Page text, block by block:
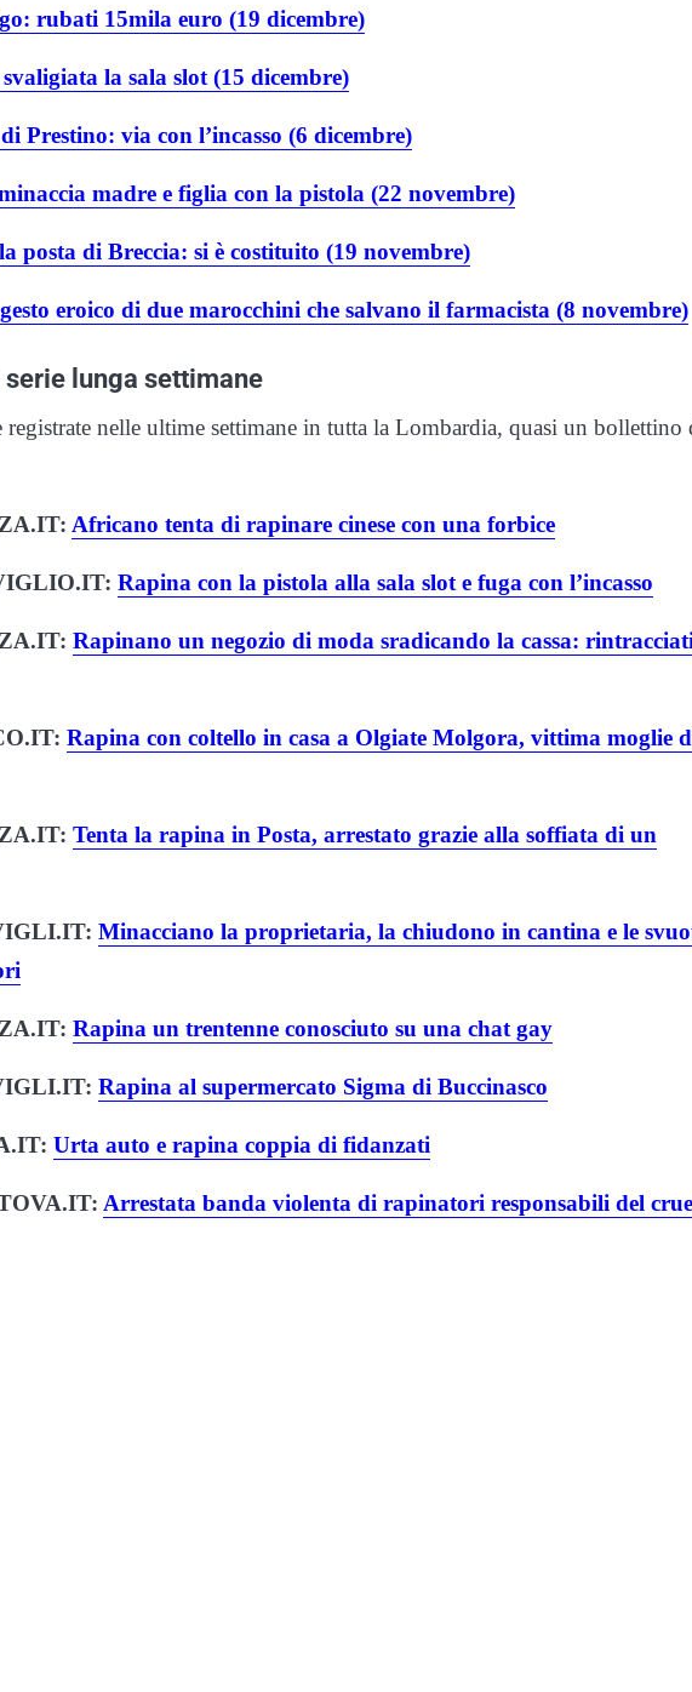
rubati 15mila euro (19 dicembre)
la sala slot (15 dicembre)
Prestino: via con l’incasso (6 dicembre)
madre e figlia con la pistola (22 novembre)
posta di Breccia: si è costituito (19 novembre)
eroico di due marocchini che salvano il farmacista (8 novembre)
lunga settimane
registrate nelle ultime settimane in tutta la Lombardia, quasi un bollettino
Africano tenta di rapinare cinese con una forbice
Rapina con la pistola alla sala slot e fuga con l’incasso
Rapinano un negozio di moda sradicando la cassa:
Rapina con coltello in casa a Olgiate Molgora, vittima moglie
Tenta la rapina in Posta, arrestato grazie alla soffiata di un
Minacciano la proprietaria, la chiudono in cantina e le
Rapina un trentenne conosciuto su una chat gay
Rapina al supermercato Sigma di Buccinasco
Urta auto e rapina coppia di fidanzati
Arrestata banda violenta di rapinatori responsabili del